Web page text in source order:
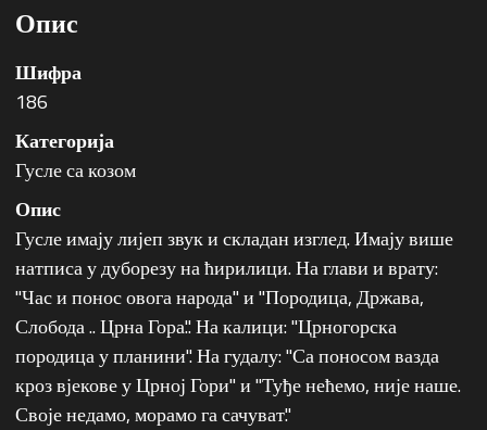
Опис
Шифра
186
Категорија
Гусле са козом
Опис
Гусле имају лијеп звук и складан изглед. Имају више
натписа у дуборезу на ћирилици. На глави и врату:
"Час и понос овога народа" и "Породица, Држава,
Слобода .. Црна Гора.". На калици: "Црногорска
породица у планини". На гудалу: "Са поносом вазда
кроз вјекове у Црној Гори" и "Туђе нећемо, није наше.
Своје недамо, морамо га сачуват."